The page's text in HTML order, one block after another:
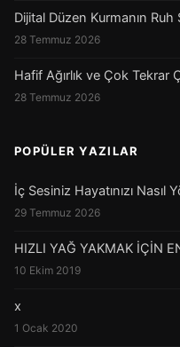
Dijital Düzen Kurmanın Ruh
28 Temmuz 2026
Hafif Ağırlık ve Çok Tekrar
28 Temmuz 2026
POPÜLER YAZILAR
İç Sesiniz Hayatınızı Nasıl
29 Temmuz 2026
HIZLI YAĞ YAKMAK İÇİN
10 Ekim 2019
x
1 Ocak 2020